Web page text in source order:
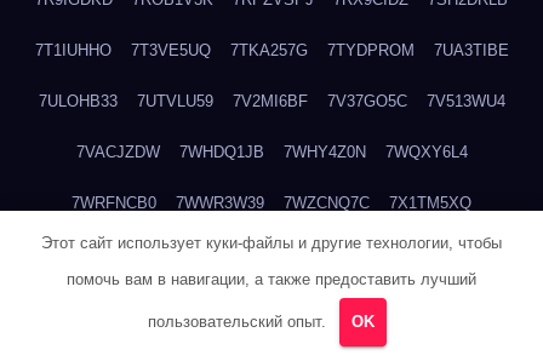
7T1IUHHO 7T3VE5UQ 7TKA257G 7TYDPROM 7UA3TIBE
7ULOHB33 7UTVLU59 7V2MI6BF 7V37GO5C 7V513WU4
7VACJZDW 7WHDQ1JB 7WHY4Z0N 7WQXY6L4
7WRFNCB0 7WWR3W39 7WZCNQ7C 7X1TM5XQ
7XKFP983 7XMG6WJ3 7XT3ZWK3 7Y2HM15R 7YHSQGPE
7ZUCLJ14
Этот сайт использует куки-файлы и другие технологии, чтобы
помочь вам в навигации, а также предоставить лучший
пользовательский опыт. OK